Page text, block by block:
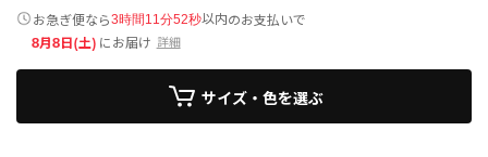
お急ぎ便なら3時間11分52秒以内のお支払いで
8月8日(土) にお届け 詳細
サイズ・色を選ぶ